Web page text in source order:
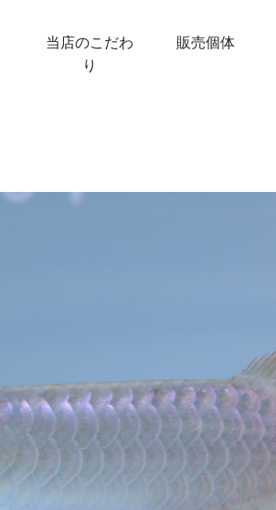
当店のこだわ
り
販売個体